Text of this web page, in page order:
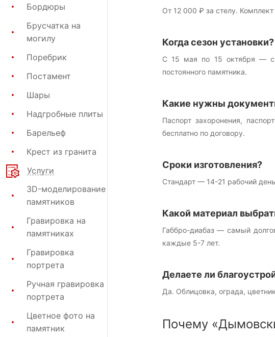
Бордюры
Брусчатка на
могилу
Поребрик
Постамент
Шары
Надгробные плиты
Барельеф
Крест из гранита
Услуги
3D-моделирование
памятников
Гравировка на
памятниках
Гравировка
портрета
Ручная гравировка
портрета
Цветное фото на
памятник
От 12 000 ₽ за стелу.
Когда сезон установки?
С 15 мая по 15 октября —
постоянного памятника.
Какие нужны
Паспорт захоронения,
бесплатно по договору.
Сроки изготовления?
Стандарт — 14-21 рабочий
Какой материал
Габбро-диабаз — самый
каждые 5-7 лет.
Делаете ли
Да. Облицовка, ограда,
Почему